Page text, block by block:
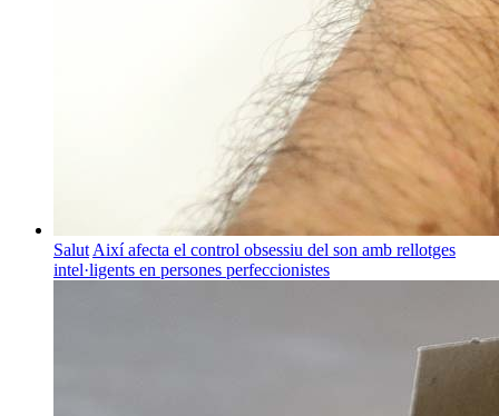
Salut Així afecta el control obsessiu del son amb rellotges
intel·ligents en persones perfeccionistes